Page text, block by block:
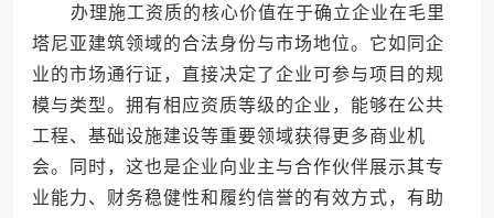
办理施工资质的核心价值在于确立企业在毛里
塔尼亚建筑领域的合法身份与市场地位。它如同企
业的市场通行证，直接决定了企业可参与项目的规
模与类型。拥有相应资质等级的企业，能够在公共
工程、基础设施建设等重要领域获得更多商业机
会。同时，这也是企业向业主与合作伙伴展示其专
业能力、财务稳健性和履约信誉的有效方式，有助